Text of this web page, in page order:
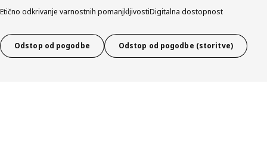
Etično odkrivanje varnostnih pomanjkljivostiDigitalna dostopnost
Odstop od pogodbe Odstop od pogodbe (storitve)